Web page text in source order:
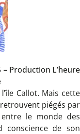
Production L’heure
Callot. Mais cette
piégés par
le monde des
conscience de son